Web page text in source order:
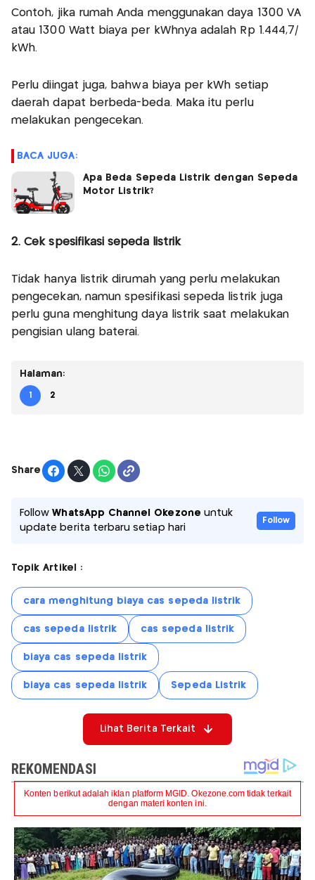
Contoh, jika rumah Anda menggunakan daya 1300 VA
atau 1300 Watt biaya per kWhnya adalah Rp 1.444,7/
kWh.
Perlu diingat juga, bahwa biaya per kWh setiap
daerah dapat berbeda-beda. Maka itu perlu
melakukan pengecekan.
BACA JUGA:
Apa Beda Sepeda Listrik dengan Sepeda
Motor Listrik?
2. Cek spesifikasi sepeda listrik
Tidak hanya listrik dirumah yang perlu melakukan
pengecekan, namun spesifikasi sepeda listrik juga
perlu guna menghitung daya listrik saat melakukan
pengisian ulang baterai.
Halaman:
1 2
Share
FollowWhatsApp Channel Okezone untuk
update berita terbaru setiap hari
Follow
Topik Artikel :
cara menghitung biaya cas sepeda listrik
cas sepeda listrik cas sepeda listrik
biaya cas sepeda listrik
biaya cas sepeda listrik Sepeda Listrik
Lihat Berita Terkait